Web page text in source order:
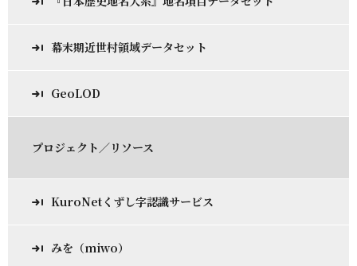
幕末期近世村領域データセット
GeoLOD
プロジェクト／リソース
KuroNetくずし字認識サービス
みを（miwo）